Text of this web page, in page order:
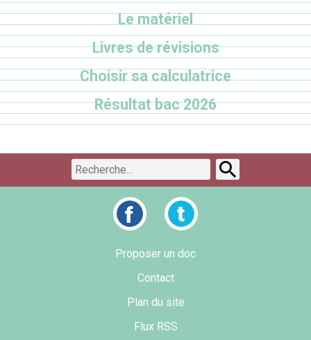
Le matériel
Livres de révisions
Choisir sa calculatrice
Résultat bac 2026
Proposer un doc
Contact
Plan du site
Flux RSS